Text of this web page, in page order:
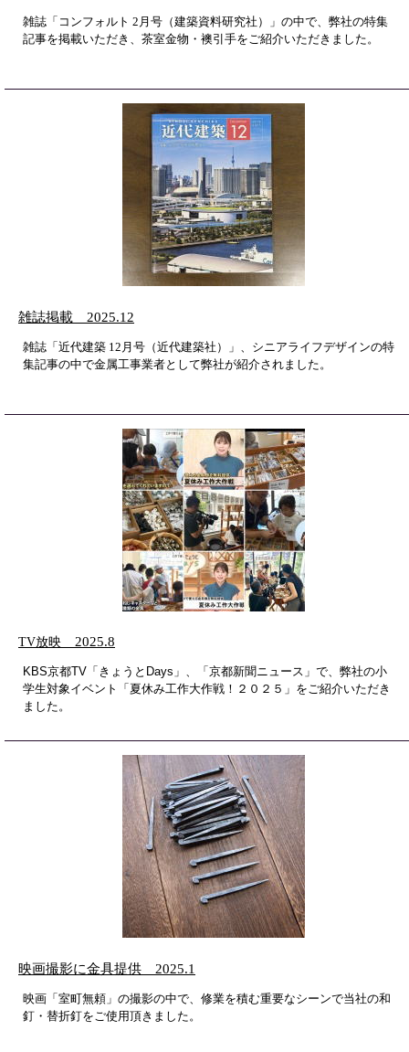
雑誌「コンフォルト 2月号（建築資料研究社）」の中で、弊社の特集
記事を掲載いただき、茶室金物・襖引手をご紹介いただきました。
雑誌掲載 2025.12
雑誌「近代建築 12月号（近代建築社）」、シニアライフデザインの特
集記事の中で金属工事業者として弊社が紹介されました。
TV放映 2025.8
KBS京都TV「きょうとDays」、「京都新聞ニュース」で、弊社の小
学生対象イベント「夏休み工作大作戦！２０２５」をご紹介いただき
ました。
映画撮影に金具提供 2025.1
映画「室町無頼」の撮影の中で、修業を積む重要なシーンで当社の和
釘・替折釘をご使用頂きました。